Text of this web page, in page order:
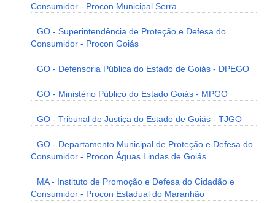
Consumidor - Procon Municipal Serra
GO - Superintendência de Proteção e Defesa do
Consumidor - Procon Goiás
GO - Defensoria Pública do Estado de Goiás - DPEGO
GO - Ministério Público do Estado Goiás - MPGO
GO - Tribunal de Justiça do Estado de Goiás - TJGO
GO - Departamento Municipal de Proteção e Defesa do
Consumidor - Procon Águas Lindas de Goiás
MA - Instituto de Promoção e Defesa do Cidadão e
Consumidor - Procon Estadual do Maranhão